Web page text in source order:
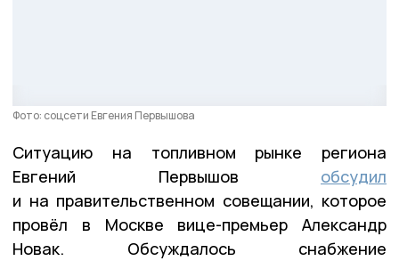
Фото: соцсети Евгения Первышова
Ситуацию на топливном рынке региона
Евгений Первышов обсудил
и на правительственном совещании, которое
провёл в Москве вице-премьер Александр
Новак. Обсуждалось снабжение